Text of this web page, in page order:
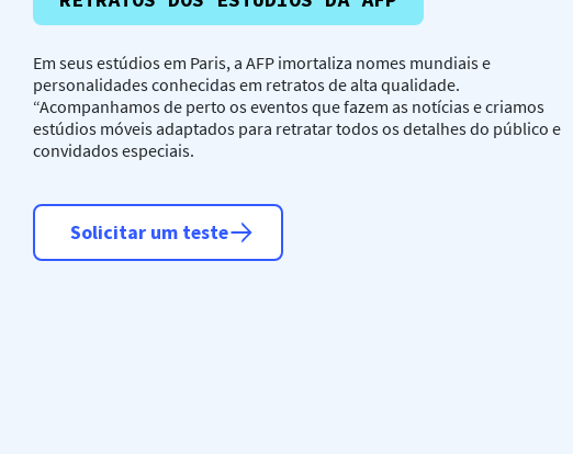
Em seus estúdios em Paris, a AFP imortaliza nomes mundiais e
personalidades conhecidas em retratos de alta qualidade.
“Acompanhamos de perto os eventos que fazem as notícias e criamos
estúdios móveis adaptados para retratar todos os detalhes do público e
convidados especiais.
Solicitar um teste